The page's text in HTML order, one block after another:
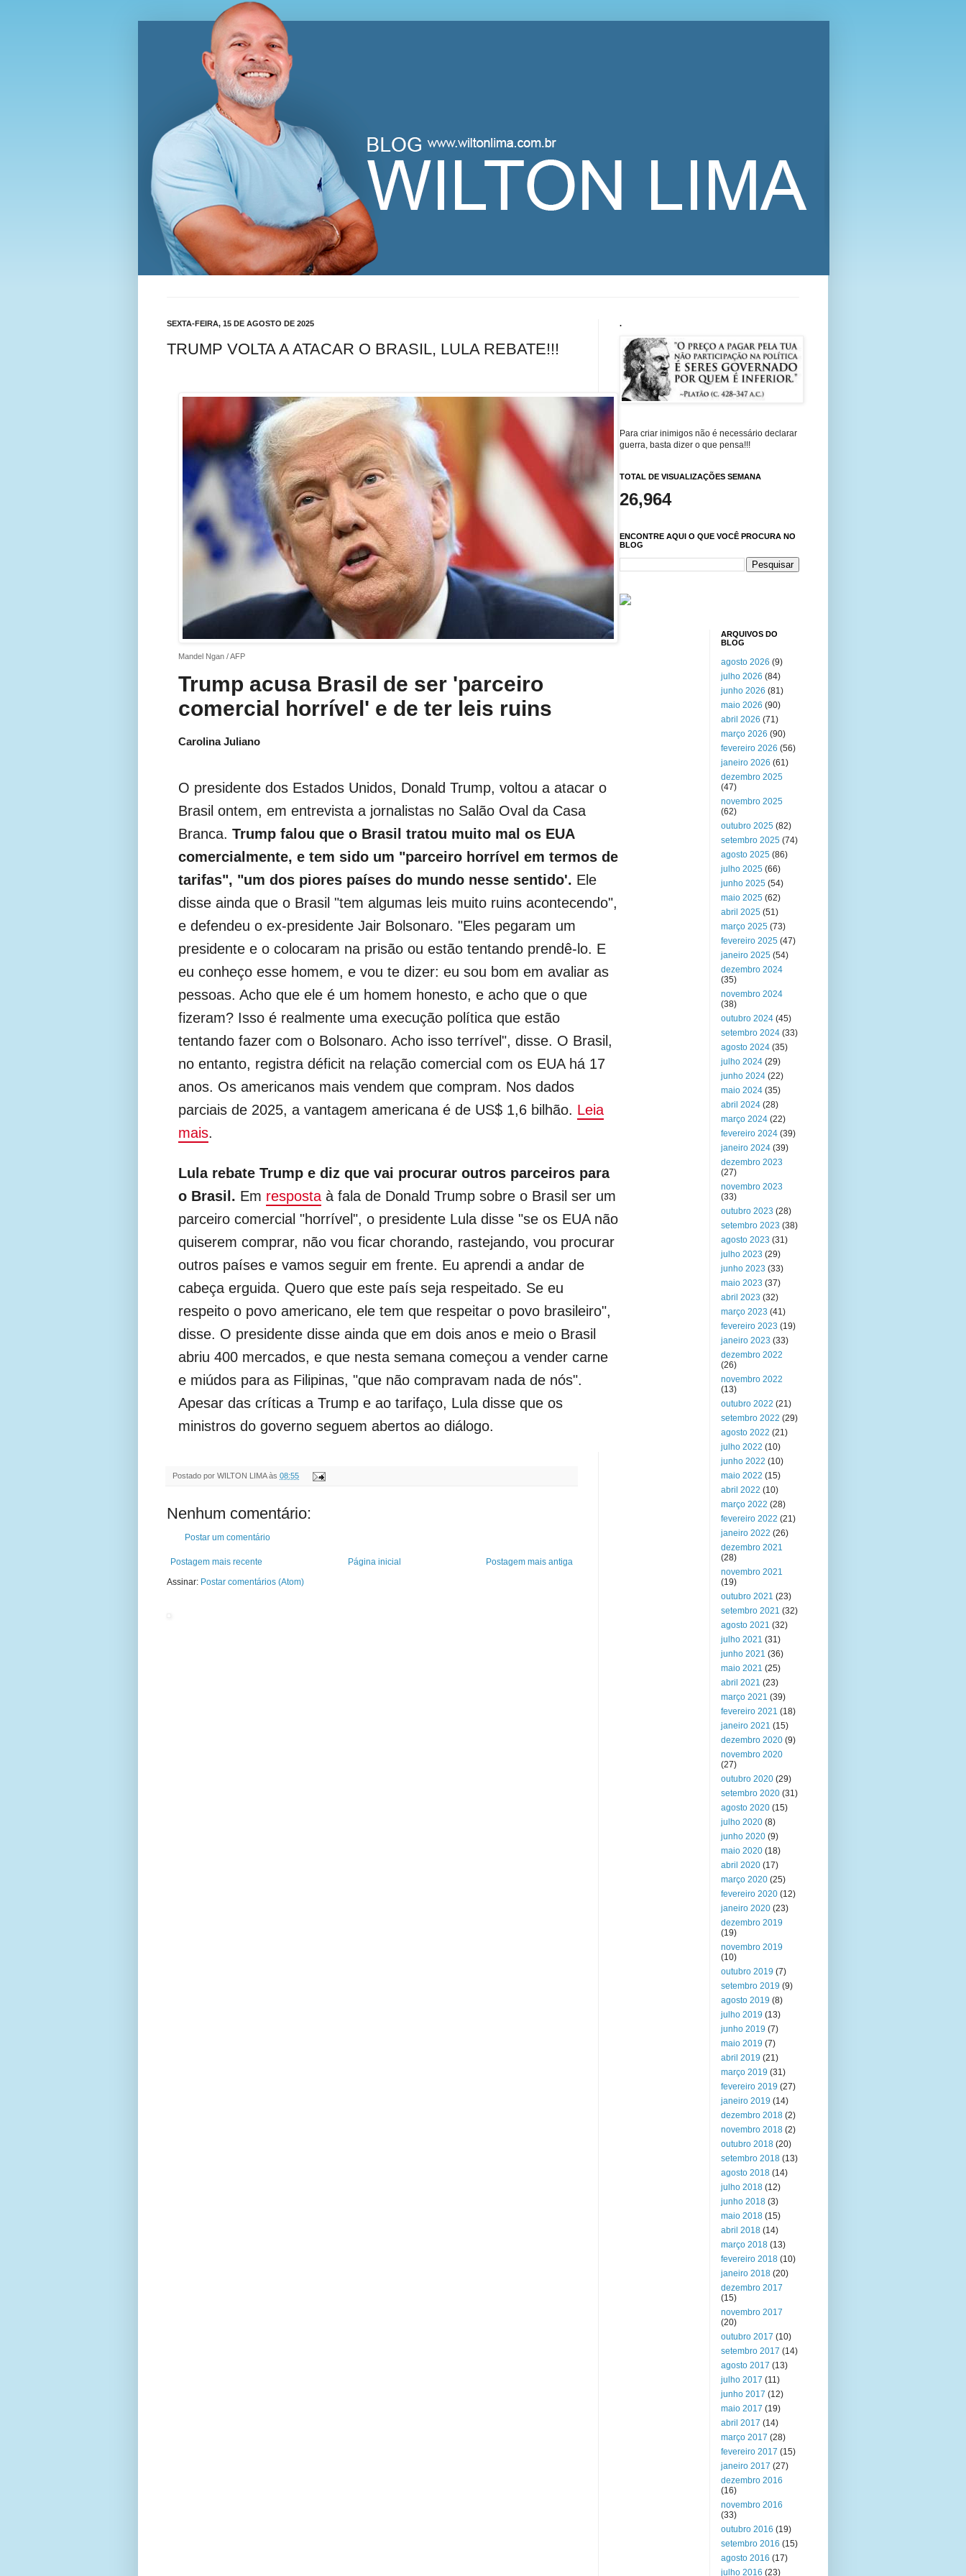
Blog Wilton Lima
SEXTA-FEIRA, 15 DE AGOSTO DE 2025
TRUMP VOLTA A ATACAR O BRASIL, LULA REBATE!!!
Mandel Ngan / AFP
Trump acusa Brasil de ser 'parceiro
comercial horrível' e de ter leis ruins
Carolina Juliano
O presidente dos Estados Unidos, Donald Trump, voltou a atacar o
Brasil ontem, em entrevista a jornalistas no Salão Oval da Casa
Branca. Trump falou que o Brasil tratou muito mal os EUA
comercialmente, e tem sido um "parceiro horrível em termos de
tarifas", "um dos piores países do mundo nesse sentido'. Ele
disse ainda que o Brasil "tem algumas leis muito ruins acontecendo",
e defendeu o ex-presidente Jair Bolsonaro. "Eles pegaram um
presidente e o colocaram na prisão ou estão tentando prendê-lo. E
eu conheço esse homem, e vou te dizer: eu sou bom em avaliar as
pessoas. Acho que ele é um homem honesto, e acho que o que
fizeram? Isso é realmente uma execução política que estão
tentando fazer com o Bolsonaro. Acho isso terrível", disse. O Brasil,
no entanto, registra déficit na relação comercial com os EUA há 17
anos. Os americanos mais vendem que compram. Nos dados
parciais de 2025, a vantagem americana é de US$ 1,6 bilhão. Leia
mais.
Lula rebate Trump e diz que vai procurar outros parceiros para
o Brasil. Em resposta à fala de Donald Trump sobre o Brasil ser um
parceiro comercial "horrível", o presidente Lula disse "se os EUA não
quiserem comprar, não vou ficar chorando, rastejando, vou procurar
outros países e vamos seguir em frente. Eu aprendi a andar de
cabeça erguida. Quero que este país seja respeitado. Se eu
respeito o povo americano, ele tem que respeitar o povo brasileiro",
disse. O presidente disse ainda que em dois anos e meio o Brasil
abriu 400 mercados, e que nesta semana começou a vender carne
e miúdos para as Filipinas, "que não compravam nada de nós".
Apesar das críticas a Trump e ao tarifaço, Lula disse que os
ministros do governo seguem abertos ao diálogo.
Postado por WILTON LIMA às 08:55
Nenhum comentário:
Postar um comentário
Postagem mais recente Postagem mais antiga
Página inicial
Assinar: Postar comentários (Atom)
.
Para criar inimigos não é necessário declarar
guerra, basta dizer o que pensa!!!
TOTAL DE VISUALIZAÇÕES SEMANA
26,964
ENCONTRE AQUI O QUE VOCÊ PROCURA NO
BLOG
ARQUIVOS DO
BLOG
agosto 2026 (9)
julho 2026 (84)
junho 2026 (81)
maio 2026 (90)
abril 2026 (71)
março 2026 (90)
fevereiro 2026 (56)
janeiro 2026 (61)
dezembro 2025
(47)
novembro 2025
(62)
outubro 2025 (82)
setembro 2025 (74)
agosto 2025 (86)
julho 2025 (66)
junho 2025 (54)
maio 2025 (62)
abril 2025 (51)
março 2025 (73)
fevereiro 2025 (47)
janeiro 2025 (54)
dezembro 2024
(35)
novembro 2024
(38)
outubro 2024 (45)
setembro 2024 (33)
agosto 2024 (35)
julho 2024 (29)
junho 2024 (22)
maio 2024 (35)
abril 2024 (28)
março 2024 (22)
fevereiro 2024 (39)
janeiro 2024 (39)
dezembro 2023
(27)
novembro 2023
(33)
outubro 2023 (28)
setembro 2023 (38)
agosto 2023 (31)
julho 2023 (29)
junho 2023 (33)
maio 2023 (37)
abril 2023 (32)
março 2023 (41)
fevereiro 2023 (19)
janeiro 2023 (33)
dezembro 2022
(26)
novembro 2022
(13)
outubro 2022 (21)
setembro 2022 (29)
agosto 2022 (21)
julho 2022 (10)
junho 2022 (10)
maio 2022 (15)
abril 2022 (10)
março 2022 (28)
fevereiro 2022 (21)
janeiro 2022 (26)
dezembro 2021
(28)
novembro 2021
(19)
outubro 2021 (23)
setembro 2021 (32)
agosto 2021 (32)
julho 2021 (31)
junho 2021 (36)
maio 2021 (25)
abril 2021 (23)
março 2021 (39)
fevereiro 2021 (18)
janeiro 2021 (15)
dezembro 2020 (9)
novembro 2020
(27)
outubro 2020 (29)
setembro 2020 (31)
agosto 2020 (15)
julho 2020 (8)
junho 2020 (9)
maio 2020 (18)
abril 2020 (17)
março 2020 (25)
fevereiro 2020 (12)
janeiro 2020 (23)
dezembro 2019
(19)
novembro 2019
(10)
outubro 2019 (7)
setembro 2019 (9)
agosto 2019 (8)
julho 2019 (13)
junho 2019 (7)
maio 2019 (7)
abril 2019 (21)
março 2019 (31)
fevereiro 2019 (27)
janeiro 2019 (14)
dezembro 2018 (2)
novembro 2018 (2)
outubro 2018 (20)
setembro 2018 (13)
agosto 2018 (14)
julho 2018 (12)
junho 2018 (3)
maio 2018 (15)
abril 2018 (14)
março 2018 (13)
fevereiro 2018 (10)
janeiro 2018 (20)
dezembro 2017
(15)
novembro 2017
(20)
outubro 2017 (10)
setembro 2017 (14)
agosto 2017 (13)
julho 2017 (11)
junho 2017 (12)
maio 2017 (19)
abril 2017 (14)
março 2017 (28)
fevereiro 2017 (15)
janeiro 2017 (27)
dezembro 2016
(16)
novembro 2016
(33)
outubro 2016 (19)
setembro 2016 (15)
agosto 2016 (17)
julho 2016 (23)